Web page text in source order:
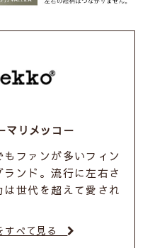
マリメッコ－
ファンが多いフィン
ンド。流行に左右さ
世代を超えて愛され
すべて見る